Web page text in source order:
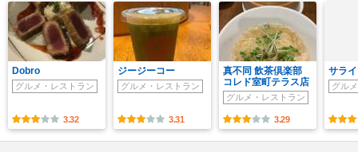
Dobro
グルメ・レストラン
3.32
ジージーコー
グルメ・レストラン
3.31
真不同 飲茶倶楽部
コレド室町テラス店
グルメ・レストラン
3.29
サラ
グル